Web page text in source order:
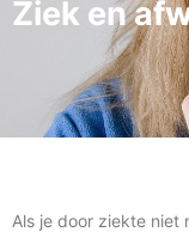
Ziek en
Als je door ziekte niet